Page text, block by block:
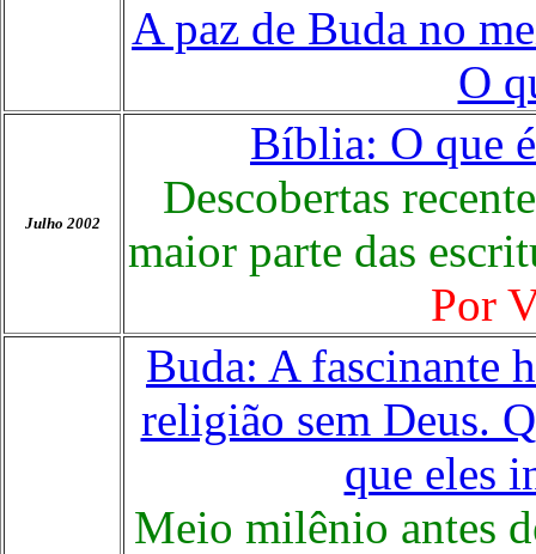
A paz de Buda no
O
Julho 2002
Bíblia: O que
Descobertas
maior parte das
Por
Buda: A fascinante
religião sem Deus.
que eles
Meio milênio antes